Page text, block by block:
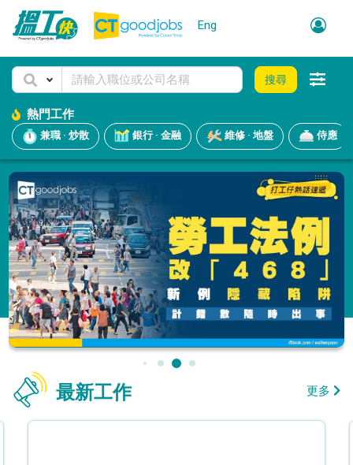
Eng
搜尋
熱門工作
兼職 · 炒散 銀行 · 金融 維修 · 地盤 侍應
最新工作 更多